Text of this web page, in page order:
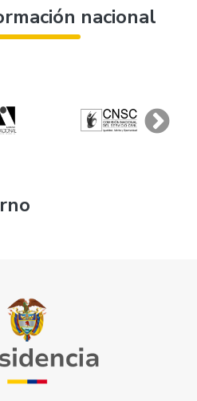
nacional